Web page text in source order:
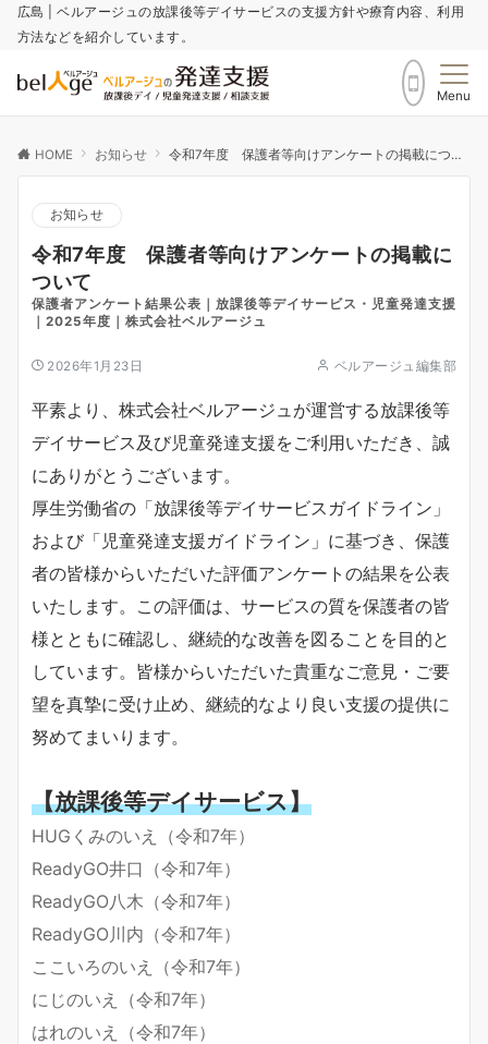
広島 | ベルアージュの放課後等デイサービスの支援方針や療育内容、利用
方法などを紹介しています。
Menu
HOME お知らせ 令和7年度 保護者等向けアンケートの掲載について
お知らせ
令和7年度 保護者等向けアンケートの掲載に
ついて
保護者アンケート結果公表｜放課後等デイサービス・児童発達支援
｜2025年度｜株式会社ベルアージュ
2026年1月23日 ベルアージュ編集部
平素より、株式会社ベルアージュが運営する放課後等
デイサービス及び児童発達支援をご利用いただき、誠
にありがとうございます。
厚生労働省の「放課後等デイサービスガイドライン」
および「児童発達支援ガイドライン」に基づき、保護
者の皆様からいただいた評価アンケートの結果を公表
いたします。この評価は、サービスの質を保護者の皆
様とともに確認し、継続的な改善を図ることを目的と
しています。皆様からいただいた貴重なご意見・ご要
望を真摯に受け止め、継続的なより良い支援の提供に
努めてまいります。
【放課後等デイサービス】
HUGくみのいえ（令和7年）
ReadyGO井口（令和7年）
ReadyGO八木（令和7年）
ReadyGO川内（令和7年）
ここいろのいえ（令和7年）
にじのいえ（令和7年）
はれのいえ（令和7年）